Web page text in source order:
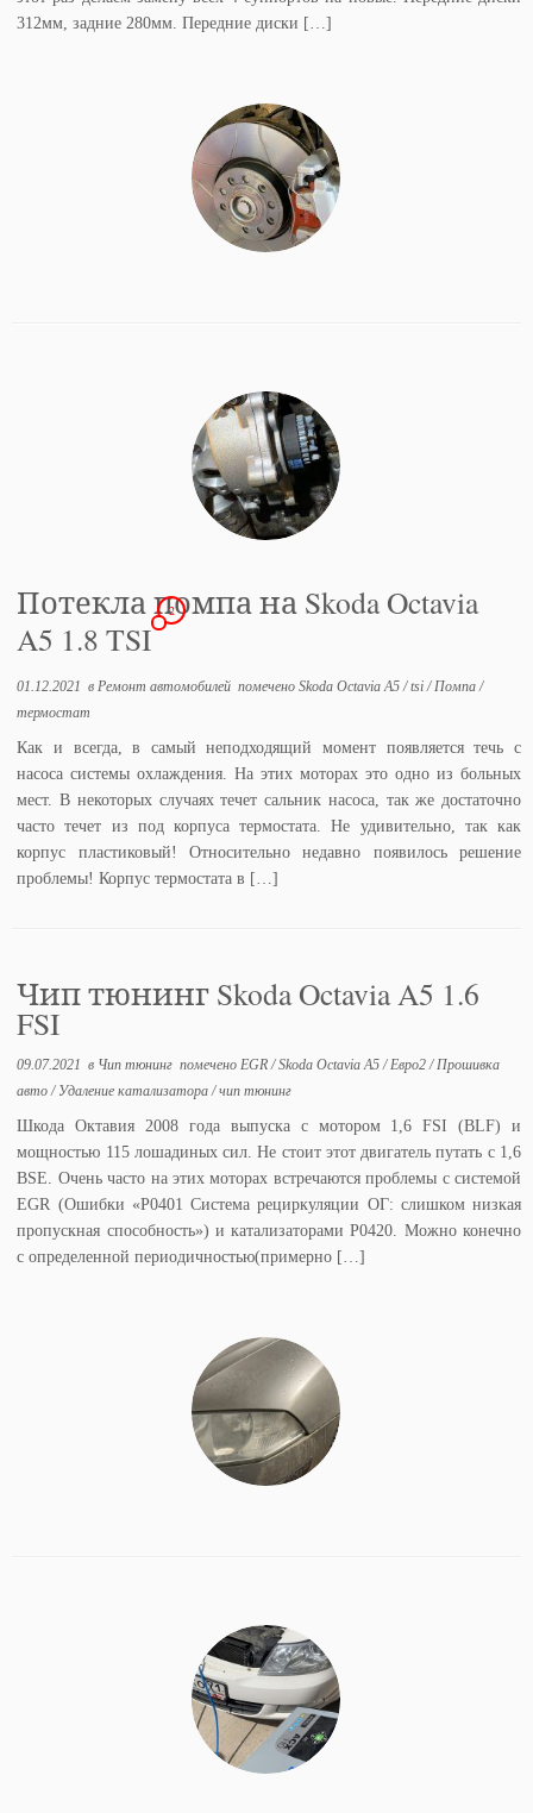
312мм, задние 280мм. Передние диски […]
Потекла помпа на Skoda Octavia
A5 1.8 TSI
2
01.12.2021 в Ремонт автомобилей помеченоSkoda Octavia A5/tsi/ Помпа/
термостат
Как и всегда, в самый неподходящий момент появляется течь с
насоса системы охлаждения. На этих моторах это одно из больных
мест. В некоторых случаях течет сальник насоса, так же достаточно
часто течет из под корпуса термостата. Не удивительно, так как
корпус пластиковый! Относительно недавно появилось решение
проблемы! Корпус термостата в […]
Чип тюнинг Skoda Octavia A5 1.6
FSI
09.07.2021 в Чип тюнинг помечено EGR/Skoda Octavia A5/ Евро2/ Прошивка
авто/ Удаление катализатора/чип тюнинг
Шкода Октавия 2008 года выпуска с мотором 1,6 FSI (BLF) и
мощностью 115 лошадиных сил. Не стоит этот двигатель путать с 1,6
BSE. Очень часто на этих моторах встречаются проблемы с системой
EGR (Ошибки «P0401 Система рециркуляции ОГ: слишком низкая
пропускная способность») и катализаторами P0420. Можно конечно
с определенной периодичностью(примерно […]